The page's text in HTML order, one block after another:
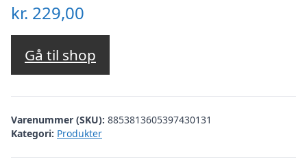
kr. 229,00
Gå til shop
Varenummer (SKU): 8853813605397430131
Kategori: Produkter